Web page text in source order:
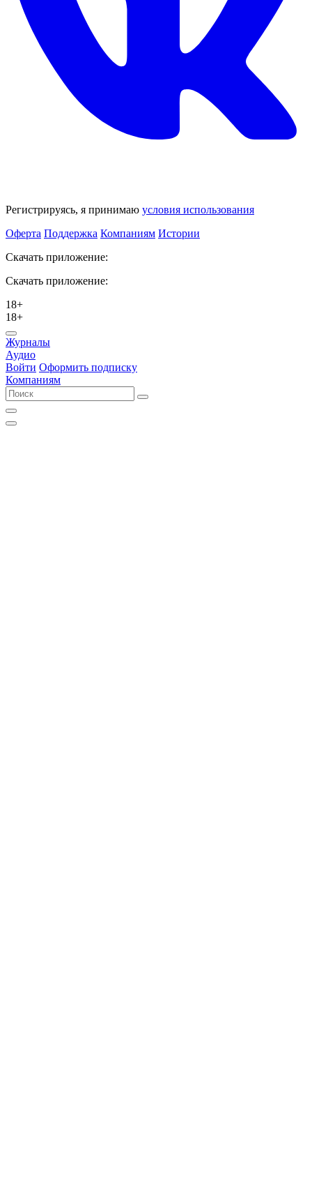
Регистрируясь, я принимаю условия использования
Оферта Поддержка Компаниям Истории
Скачать приложение:
Скачать приложение:
18+
18+
Журналы
Аудио
Войти Оформить подписку
Компаниям